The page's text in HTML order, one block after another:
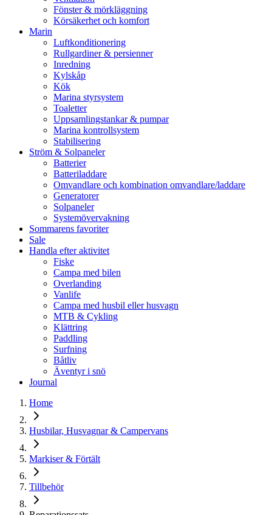
Fönster & mörkläggning
Körsäkerhet och komfort
Marin
Luftkonditionering
Rullgardiner & persienner
Inredning
Kylskåp
Kök
Marina styrsystem
Toaletter
Uppsamlingstankar & pumpar
Marina kontrollsystem
Stabilisering
Ström & Solpaneler
Batterier
Batteriladdare
Omvandlare och kombination omvandlare/laddare
Generatorer
Solpaneler
Systemövervakning
Sommarens favoriter
Sale
Handla efter aktivitet
Fiske
Campa med bilen
Overlanding
Vanlife
Campa med husbil eller husvagn
MTB & Cykling
Klättring
Paddling
Surfning
Båtliv
Äventyr i snö
Journal
Home
Husbilar, Husvagnar & Campervans
Markiser & Förtält
Tillbehör